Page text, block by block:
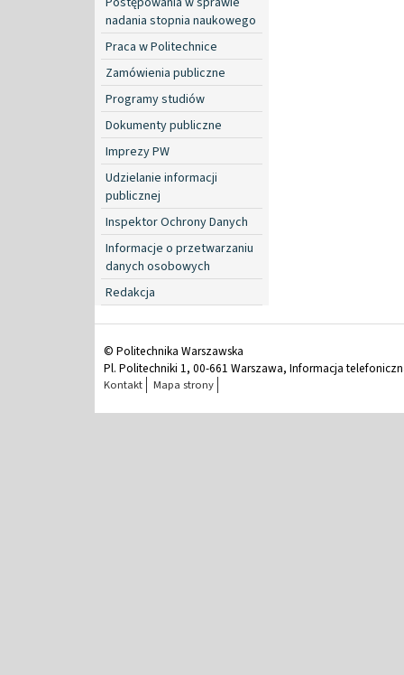
nadania stopnia naukowego
Praca w Politechnice
Zamówienia publiczne
Programy studiów
Dokumenty publiczne
Imprezy PW
Udzielanie informacji
publicznej
Inspektor Ochrony Danych
Informacje o przetwarzaniu
danych osobowych
Redakcja
© Politechnika Warszawska
Pl. Politechniki 1, 00-661 Warszawa, Informacja
Kontakt Mapa strony